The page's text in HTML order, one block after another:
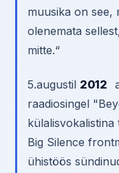
muusika on see,
olenemata
mitte.“
5.augustil 2012
raadiosingel
Big Silence
ühistöös